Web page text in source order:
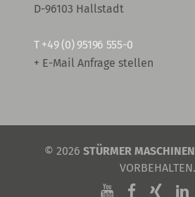
D-96103 Hallstadt
T +49 (0) 95196 555-0
+ E-Mail Anfrage stellen
© 2026 STÜRMER MASCHINEN
VORBEHALTEN.